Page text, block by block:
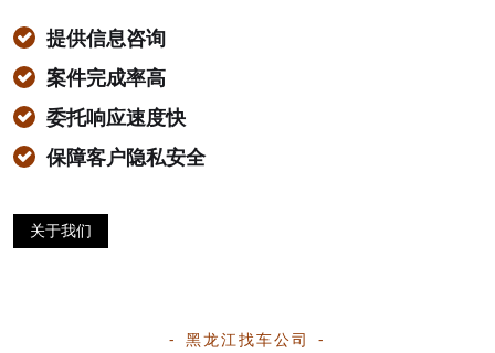
提供信息咨询
案件完成率高
委托响应速度快
保障客户隐私安全
关于我们
黑龙江找车公司